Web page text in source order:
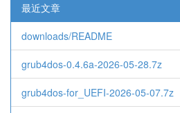
最近文章
downloads/README
grub4dos-0.4.6a-2026-05-28.7z
grub4dos-for_UEFI-2026-05-07.7z